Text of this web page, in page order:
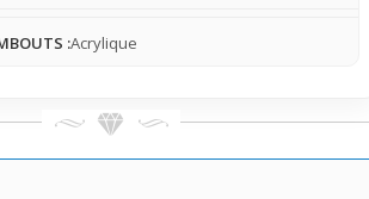
:Acrylique